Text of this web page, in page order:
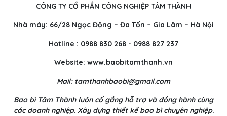
CÔNG TY CỔ PHẦN CÔNG NGHIỆP TÂM THÀNH
Nhà máy: 66/28 Ngọc Động – Đa Tốn – Gia Lâm – Hà Nội
Hotline : 0988 830 268 - 0988 827 237
Website: www.baobitamthanh.vn
Mail: tamthanhbaobi@gmail.com
Bao bì Tâm Thành luôn cố gắng hỗ trợ và đồng hành cùng
các doanh nghiệp. Xây dựng thiết kế bao bì chuyên nghiệp.